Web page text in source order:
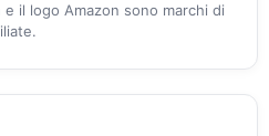
e il logo Amazon sono marchi di